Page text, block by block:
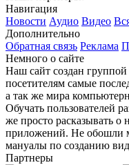
Навигация
Новости Аудио Видео
Дополнительно
Обратная связь Реклама
Немного о сайте
Наш сайт создан
посетителям самые
а так же мира
Обучать пользователей
же просто расказывать о
приложений. Не обошли
мануалы по созданию
Партнеры